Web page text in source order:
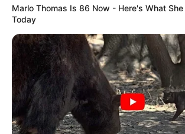
Terceiro lote da
R$ 4,61 bilhões para 2,7
contribuintes.
MATÉRIAS EM DESTAQUES
Agente de Saúde é
Marlo Thomas Is 86 Now - Here's What
Today